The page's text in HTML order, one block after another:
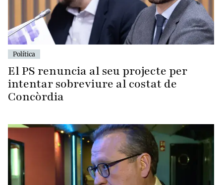
Política
El PS renuncia al seu projecte per
intentar sobreviure al costat de
Concòrdia